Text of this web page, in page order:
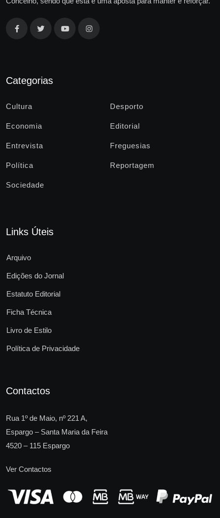
Categorias
Cultura Desporto
Economia Editorial
Entrevista Freguesias
Política Reportagem
Sociedade
Links Úteis
Arquivo
Edições do Jornal
Estatuto Editorial
Ficha Técnica
Livro de Estilo
Política de Privacidade
Contactos
Rua 1º de Maio, nº 221 A,
Espargo – Santa Maria da Feira
4520 – 115 Espargo
Ver Contactos